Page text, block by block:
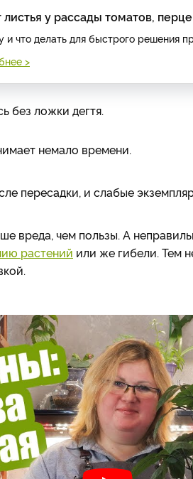
листья у рассады томатов,
и что делать для быстрого решения
>
без ложки дегтя.
немало времени.
пересадки, и слабые
вреда, чем пользы. А
растений или же гибели. Тем